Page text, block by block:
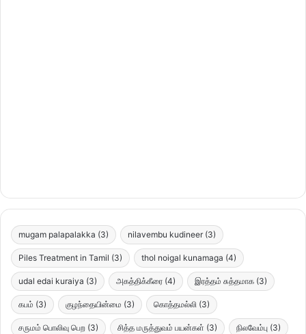
mugam palapalakka (3) nilavembu kudineer (3)
Piles Treatment in Tamil (3) thol noigal kunamaga (4)
udal edai kuraiya (3) அகத்திக்கீரை (4) இரத்தம் சுத்தமாக (3)
கபம் (3) குழந்தையின்மை (3) கொத்தமல்லி (3)
சருமம் பொலிவு பெற (3) சித்த மருத்துவம் பயன்கள் (3) நிலவேம்பு (3)